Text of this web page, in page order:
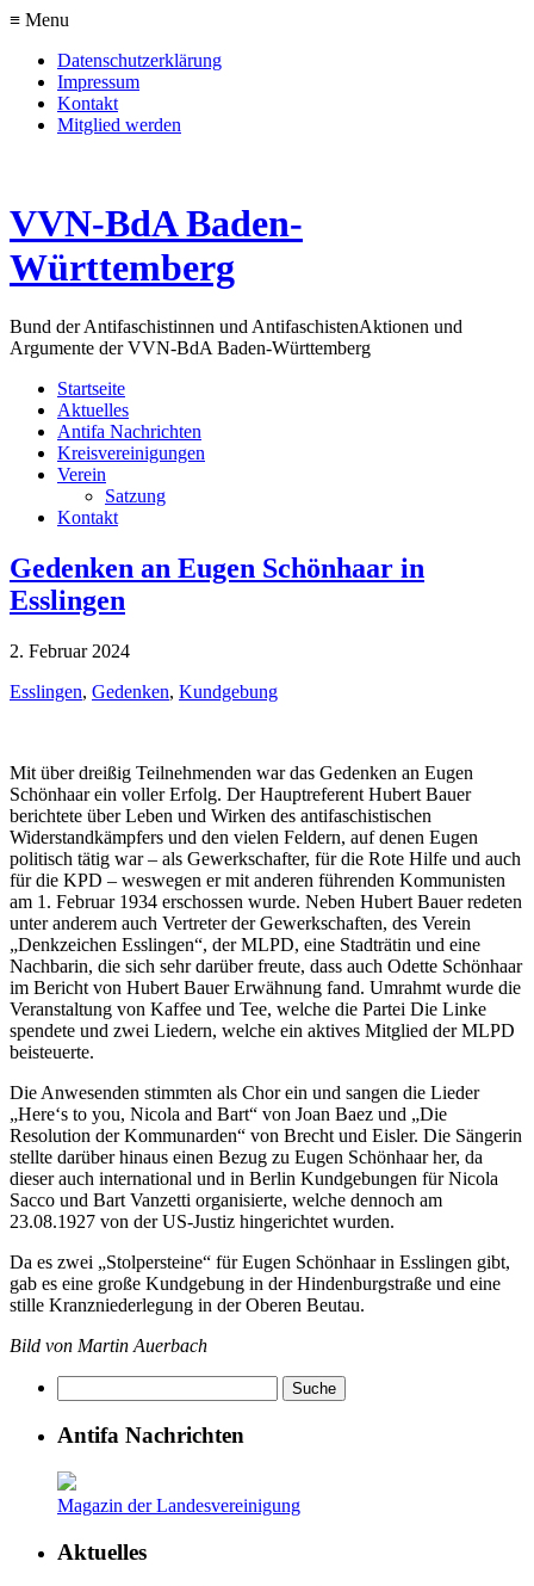
≡ Menu
Datenschutzerklärung
Impressum
Kontakt
Mitglied werden
VVN-BdA Baden-
Württemberg
Bund der Antifaschistinnen und AntifaschistenAktionen und
Argumente der VVN-BdA Baden-Württemberg
Startseite
Aktuelles
Antifa Nachrichten
Kreisvereinigungen
Verein
Satzung
Kontakt
Gedenken an Eugen Schönhaar in
Esslingen
2. Februar 2024
Esslingen, Gedenken, Kundgebung
Mit über dreißig Teilnehmenden war das Gedenken an Eugen
Schönhaar ein voller Erfolg. Der Hauptreferent Hubert Bauer
berichtete über Leben und Wirken des antifaschistischen
Widerstandkämpfers und den vielen Feldern, auf denen Eugen
politisch tätig war – als Gewerkschafter, für die Rote Hilfe und auch
für die KPD – weswegen er mit anderen führenden Kommunisten
am 1. Februar 1934 erschossen wurde. Neben Hubert Bauer redeten
unter anderem auch Vertreter der Gewerkschaften, des Verein
„Denkzeichen Esslingen“, der MLPD, eine Stadträtin und eine
Nachbarin, die sich sehr darüber freute, dass auch Odette Schönhaar
im Bericht von Hubert Bauer Erwähnung fand. Umrahmt wurde die
Veranstaltung von Kaffee und Tee, welche die Partei Die Linke
spendete und zwei Liedern, welche ein aktives Mitglied der MLPD
beisteuerte.
Die Anwesenden stimmten als Chor ein und sangen die Lieder
„Here‘s to you, Nicola and Bart“ von Joan Baez und „Die
Resolution der Kommunarden“ von Brecht und Eisler. Die Sängerin
stellte darüber hinaus einen Bezug zu Eugen Schönhaar her, da
dieser auch international und in Berlin Kundgebungen für Nicola
Sacco und Bart Vanzetti organisierte, welche dennoch am
23.08.1927 von der US-Justiz hingerichtet wurden.
Da es zwei „Stolpersteine“ für Eugen Schönhaar in Esslingen gibt,
gab es eine große Kundgebung in der Hindenburgstraße und eine
stille Kranzniederlegung in der Oberen Beutau.
Bild von Martin Auerbach
Antifa Nachrichten
Magazin der Landesvereinigung
Aktuelles